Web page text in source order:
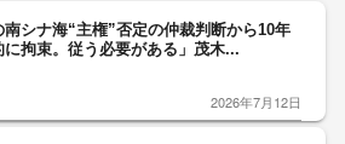
南シナ海“主権”否定の仲裁判断から10年
に拘束。従う必要がある」茂木...
2026年7月12日